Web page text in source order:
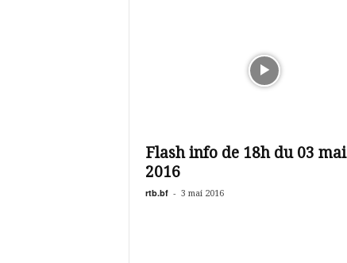
Flash info de 18h du 03 mai
2016
rtb.bf - 3 mai 2016